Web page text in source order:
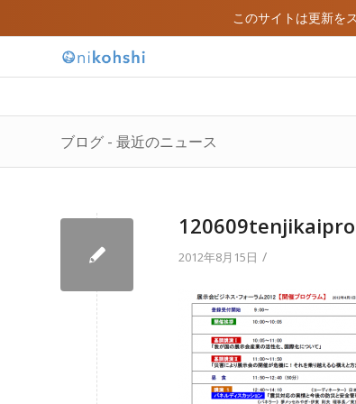
このサイトは更新を
ブログ - 最近のニュース
2012年8月15日 /